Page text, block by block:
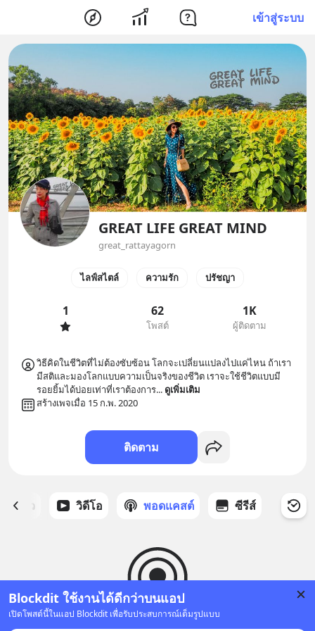
เข้าสู่ระบบ
Blockdit ใช้งานได้ดีกว่าบนแอป
เปิดโพสต์นี้ในแอป Blockdit เพื่อรับประสบการณ์เต็มรูปแบบ
GREAT LIFE GREAT MIND
great_rattayagorn
ไลฟ์สไตล์ ความรัก ปรัชญา
1 62
โพสต์
1K
ผู้ติดตาม
วิธีคิดในชีวิตที่ไม่ต้องซับซ้อน โลกจะเปลี่ยนแปลงไปแค่ไหน ถ้าเรา
มีสติและมองโลกแบบความเป็นจริงของชีวิต เราจะใช้ชีวิตแบบมี
รอยยิ้มได้บ่อยเท่าที่เราต้องการ... ดูเพิ่มเติม
สร้างเพจเมื่อ 15 ก.พ. 2020
ติดตาม
ด้ดาว วิดีโอ พอดแคสต์ ซีรีส์